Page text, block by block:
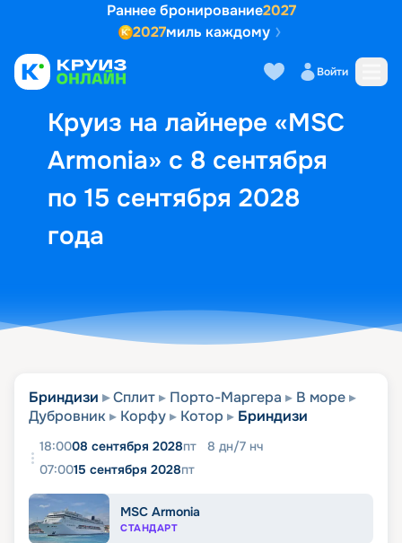
Раннее бронирование2027
2027миль каждому
Войти
Круиз на лайнере «MSC
Armonia» с 8 сентября
по 15 сентября 2028
года
Выбор кают Маршрут и
Бриндизи Сплит Порто-Маргера
В море
Дубровник
Корфу Котор Бриндизи
18:0008 сентября 2028пт 8 дн/7 нч
07:0015 сентября 2028пт
MSC Armonia
СТАНДАРТ